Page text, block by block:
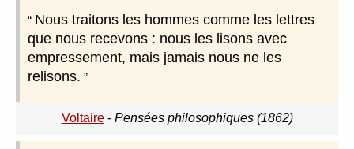
Nous traitons les hommes comme les lettres
que nous recevons : nous les lisons avec
empressement, mais jamais nous ne les
relisons.
Voltaire- Pensées philosophiques (1862)